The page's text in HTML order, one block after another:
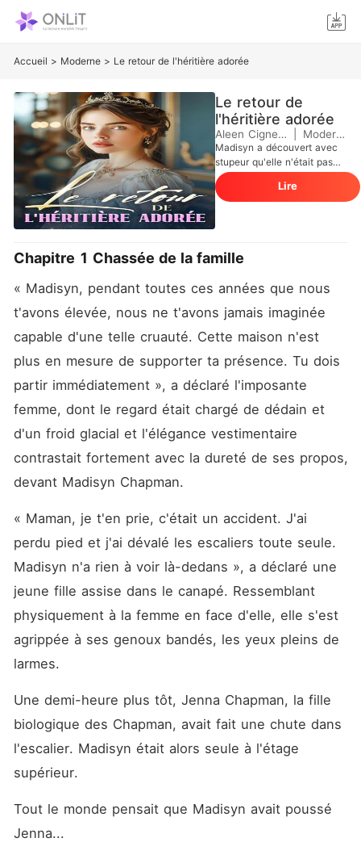
Accueil > Moderne > Le retour de l'héritière adorée
Le retour de
l'héritière adorée
Aleen Cignetti Moderne
Madisyn a découvert avec
stupeur qu'elle n'était pas
l'enfant biologique de ses
parents. À cause des
manigances de la vraie fille,
Alors qu'on la croyait issue
d'une famille de paysans,
son vrai père était l'homme
le plus riche de la ville et
que ses frères étaient des
personnalités renommées
Ils la couvraient d'amour,
avant d'apprendre que
Madisyn avait sa propre
entreprise florissante. «
a dit son ex. « Mon cœur
n'appartient qu'à Jenna. » «
Comment oses-tu penser
affirmé un mystérieux gros
bonnet.
Lire
Chapitre 1 Chassée de la famille
« Madisyn, pendant toutes ces années que nous
t'avons élevée, nous ne t'avons jamais imaginée
capable d'une telle cruauté. Cette maison n'est
plus en mesure de supporter ta présence. Tu dois
partir immédiatement », a déclaré l'imposante
femme, dont le regard était chargé de dédain et
d'un froid glacial et l'élégance vestimentaire
contrastait fortement avec la dureté de ses propos,
devant Madisyn Chapman.
« Maman, je t'en prie, c'était un accident. J'ai
perdu pied et j'ai dévalé les escaliers toute seule.
Madisyn n'a rien à voir là-dedans », a déclaré une
jeune fille assise dans le canapé. Ressemblant
physiquement à la femme en face d'elle, elle s'est
agrippée à ses genoux bandés, les yeux pleins de
larmes.
Une demi-heure plus tôt, Jenna Chapman, la fille
biologique des Chapman, avait fait une chute dans
l'escalier. Madisyn était alors seule à l'étage
supérieur.
Tout le monde pensait que Madisyn avait poussé
Jenna...